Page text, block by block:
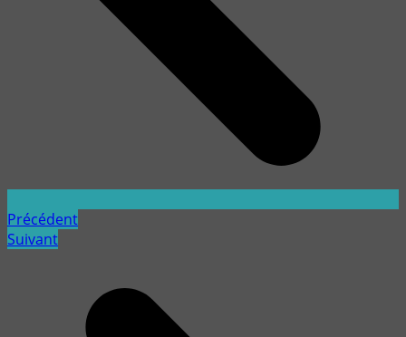
Précédent
Suivant